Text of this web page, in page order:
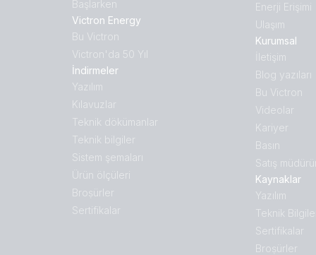
Başlarken
Victron Energy
Bu Victron
Victron'da 50 Yıl
İndirmeler
Yazılım
Kılavuzlar
Teknik dökümanlar
Teknik bilgiler
Sistem şemaları
Ürün ölçüleri
Broṣürler
Sertifikalar
Enerji Erişimi
Ulaşım
Kurumsal
İletişim
Blog yazıları
Bu Victron
Videolar
Kariyer
Basın
Satış
Kaynaklar
Yazılım
Teknik Bilgiler
Sertifikalar
Broṣürler